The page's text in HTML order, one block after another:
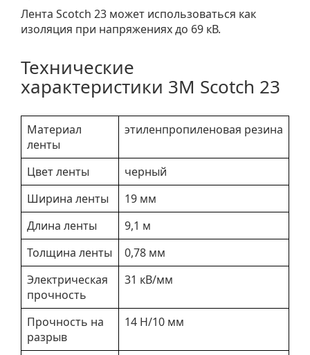
Лента Scotch 23 может использоваться как
изоляция при напряжениях до 69 кВ.
Технические
характеристики 3M Scotch 23
Материал
ленты
этиленпропиленовая резина
Цвет ленты
черный
Ширина ленты
19 мм
Длина ленты
9,1 м
Толщина ленты
0,78 мм
Электрическая
прочность
31 кВ/мм
Прочность на
разрыв
14 Н/10 мм